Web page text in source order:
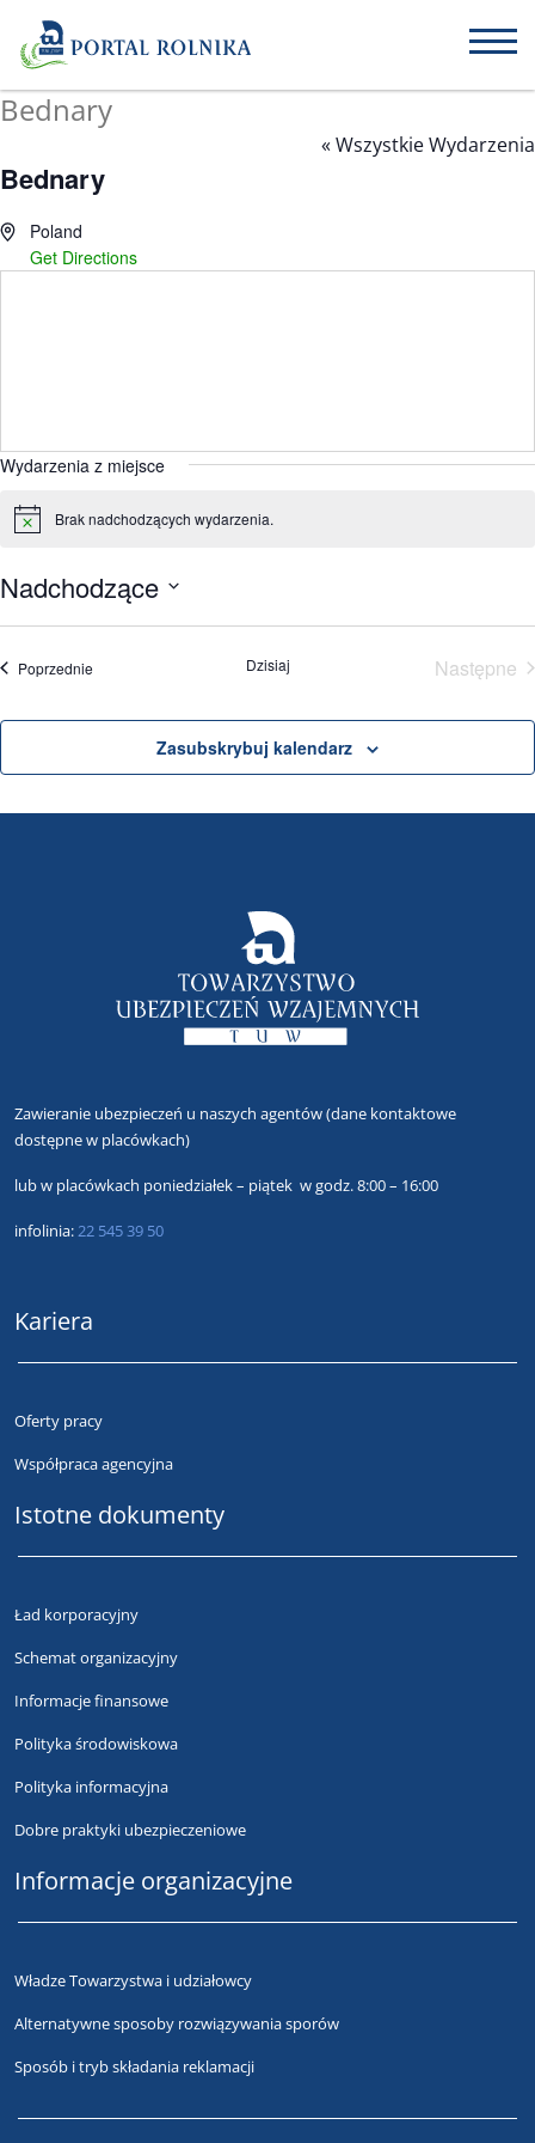
Bednary
« Wszystkie Wydarzenia
Bednary
Poland
Get Directions
Wydarzenia z miejsce
Powiadomienie
Brak nadchodzących wydarzenia.
Nadchodzące
Wybierz
Poprzednie Dzisiaj
Następne
Zasubskrybuj kalendarz
Zawieranie ubezpieczeń u naszych agentów(dane kontaktowe
dostępne w placówkach)
lubw placówkach poniedziałek – piątek w godz. 8:00 – 16:00
infolinia:22 545 39 50
Kariera
Oferty pracy
Współpraca agencyjna
Istotne dokumenty
Ład korporacyjny
Schemat organizacyjny
Informacje finansowe
Polityka środowiskowa
Polityka informacyjna
Dobre praktyki ubezpieczeniowe
Informacje organizacyjne
Władze Towarzystwa i udziałowcy
Alternatywne sposoby rozwiązywania sporów
Sposób i tryb składania reklamacji